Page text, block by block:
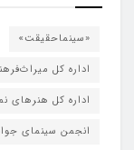
«سینماحقیقت»
اداره کل
اداره کل هنرهای
انجمن سینمای